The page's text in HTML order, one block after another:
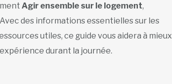
Agir ensemble sur le logement,
des informations essentielles sur les
utiles, ce guide vous aidera à mieux
durant la journée.